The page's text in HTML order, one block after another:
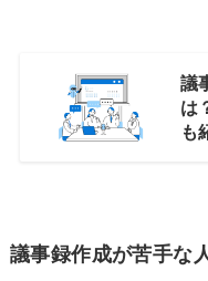
議
は
も
議事録作成が苦手な